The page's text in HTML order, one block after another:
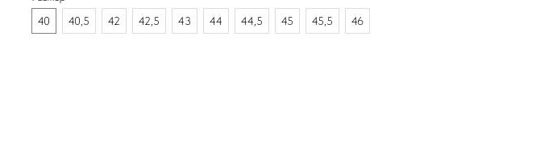
40
40,5 42 42,5 43 44 44,5 45 45,5 46